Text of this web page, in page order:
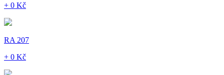
+ 0 Kč
RA 207
+ 0 Kč